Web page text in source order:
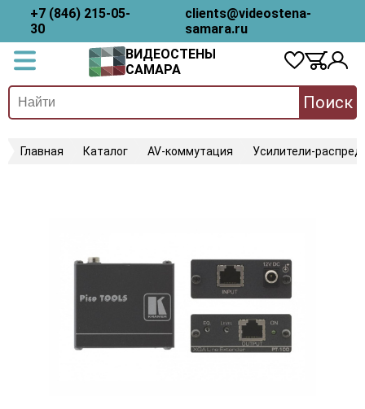
+7 (846) 215-05-
30
clients@videostena-
samara.ru
ВИДЕОСТЕНЫ
САМАРА
Поиск
Главная Каталог AV-коммутация Усилители-